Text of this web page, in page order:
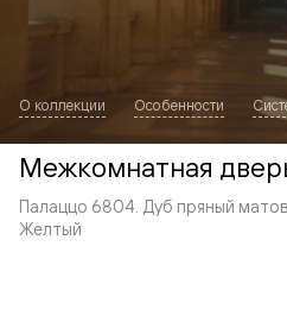
О коллекции Особенности
Межкомнатная
Палаццо 6804. Дуб пряный
Желтый